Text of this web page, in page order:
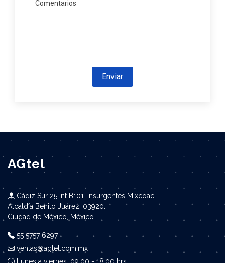
Enviar
AGtel
Cádiz Sur 25 Int B101. Insurgentes Mixcoac
Alcaldía Benito Juárez, 03920.
Ciudad de México, México.
55 5757 6297
ventas@agtel.com.mx